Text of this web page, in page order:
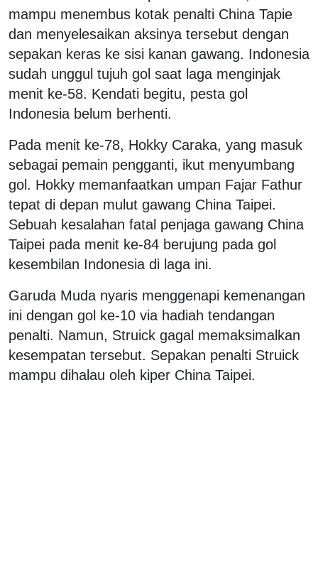
mampu menembus kotak penalti China Tapie
dan menyelesaikan aksinya tersebut dengan
sepakan keras ke sisi kanan gawang. Indonesia
sudah unggul tujuh gol saat laga menginjak
menit ke-58. Kendati begitu, pesta gol
Indonesia belum berhenti.
Pada menit ke-78, Hokky Caraka, yang masuk
sebagai pemain pengganti, ikut menyumbang
gol. Hokky memanfaatkan umpan Fajar Fathur
tepat di depan mulut gawang China Taipei.
Sebuah kesalahan fatal penjaga gawang China
Taipei pada menit ke-84 berujung pada gol
kesembilan Indonesia di laga ini.
Garuda Muda nyaris menggenapi kemenangan
ini dengan gol ke-10 via hadiah tendangan
penalti. Namun, Struick gagal memaksimalkan
kesempatan tersebut. Sepakan penalti Struick
mampu dihalau oleh kiper China Taipei.